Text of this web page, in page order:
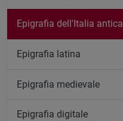
Epigrafia dell'Italia antica
Epigrafia latina
Epigrafia medievale
Epigrafia digitale